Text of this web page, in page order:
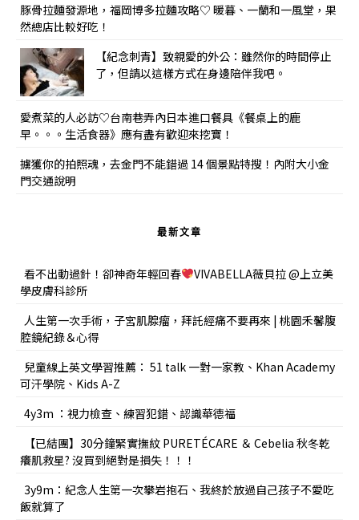
豚骨拉麵發源地，福岡博多拉麵攻略♡ 暖暮、一蘭和一風堂，果
然總店比較好吃！
【紀念刺青】致親愛的外公：雖然你的時間停止
了，但請以這樣方式在身邊陪伴我吧。
愛煮菜的人必訪♡台南巷弄內日本進口餐具《餐桌上的鹿
早。。。生活食器》應有盡有歡迎來挖寶！
擄獲你的拍照魂，去金門不能錯過 14 個景點特搜！內附大小金
門交通說明
最新文章
看不出動過針！卻神奇年輕回春
VIVABELLA薇貝拉 @上立美
學皮膚科診所
人生第一次手術，子宮肌腺瘤，拜託經痛不要再來 | 桃園禾馨腹
腔鏡紀錄＆心得
兒童線上英文學習推薦： 51 talk 一對一家教、Khan Academy
可汗學院、Kids A-Z
4y3m ：視力檢查、練習犯錯、認識華德福
【已結團】30分鐘緊實撫紋 PURETÉCARE ＆ Cebelia 秋冬乾
癢肌救星? 沒買到絕對是損失！！！
3y9m：紀念人生第一次攀岩抱石、我終於放過自己孩子不愛吃
飯就算了